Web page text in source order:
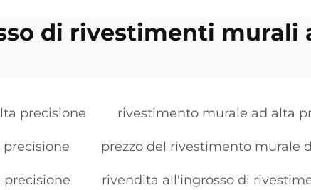
di rivestimenti murali
precisione rivestimento murale ad alta
prezzo del rivestimento murale
rivendita all'ingrosso di